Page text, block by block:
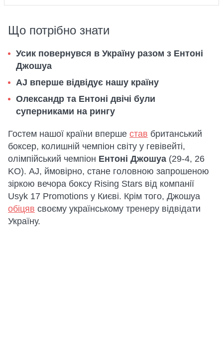
Що потрібно знати
Усик повернувся в Україну разом з Ентоні
Джошуа
AJ вперше відвідує нашу країну
Олександр та Ентоні двічі були
суперниками на рингу
Гостем нашої країни вперше став британський
боксер, колишній чемпіон світу у гевівейті,
олімпійський чемпіон Ентоні Джошуа (29-4, 26
KO). AJ, ймовірно, стане головною запрошеною
зіркою вечора боксу Rising Stars від компанії
Usyk 17 Promotions у Києві. Крім того, Джошуа
обіцяв своєму українському тренеру відвідати
Україну.